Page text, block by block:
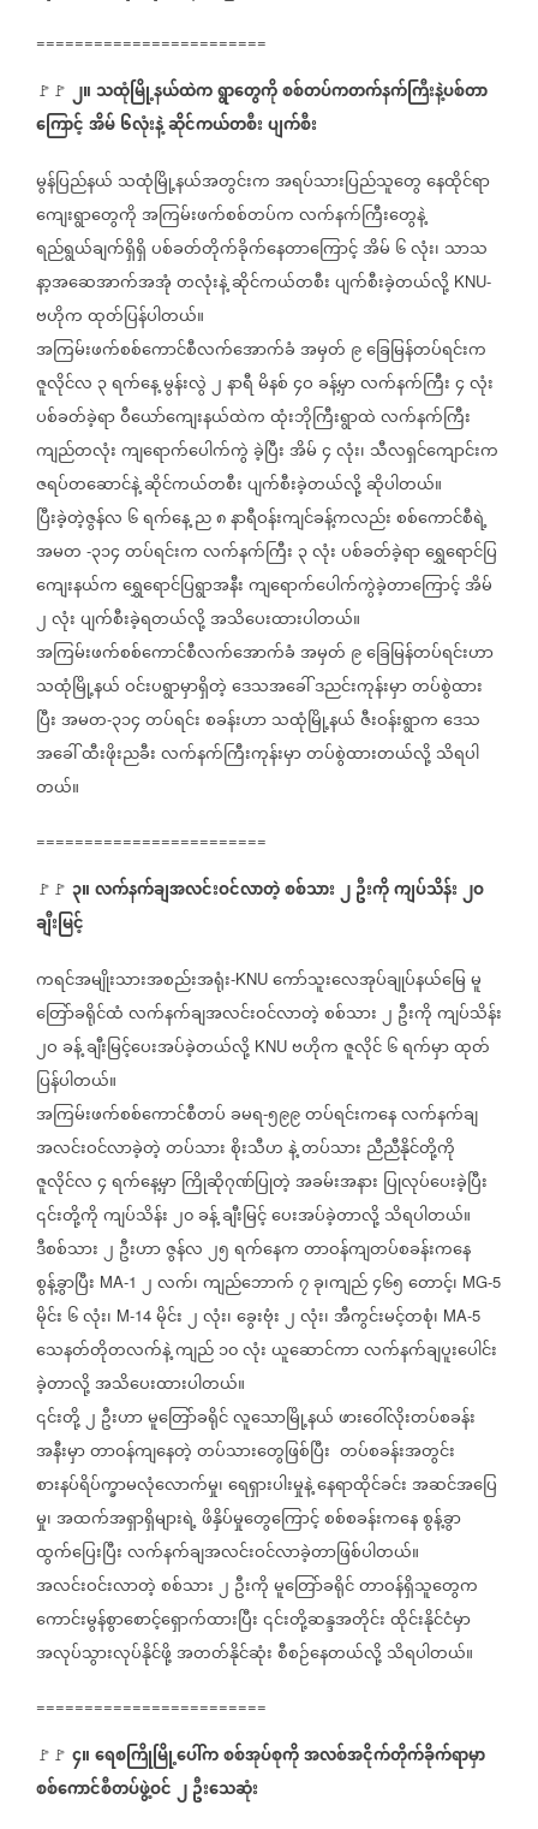
========================
🚩🚩 ၂။သထုံမြို့နယ်ထဲကရွာတွေကိုစစ်တပ်ကတက်နက်ကြီးနဲ့ပစ်တာ
ကြောင့်အိမ်၆လုံးနဲ့ဆိုင်ကယ်တစီးပျက်စီး
မွန်ပြည်နယ် သထုံမြို့နယ်အတွင်းကအရပ်သားပြည်သူတွေနေထိုင်ရာ
ကျေးရွာတွေကိုအကြမ်းဖက်စစ်တပ်ကလက်နက်ကြီးတွေနဲ့
ရည်ရွယ်ချက်ရှိရှိပစ်ခတ်တိုက်ခိုက်နေတာကြောင့်အိမ် ၆လုံး၊ သာသ
နာ့အဆေအာက်အအုံတလုံးနဲ့ဆိုင်ကယ်တစီးပျက်စီးခဲ့တယ်လို့ KNU-
ဗဟိုကထုတ်ပြန်ပါတယ်။
အကြမ်းဖက်စစ်ကောင်စီလက်အောက်ခံအမှတ် ၉ခြေမြန်တပ်ရင်းက
ဇူလိုင်လ ၃ရက်နေ့မွန်းလွဲ၂နာရီမိနစ်၄ဝခန့်မှာလက်နက်ကြီး၄လုံး
ပစ်ခတ်ခဲ့ရာဝီယော်ကျေးနယ်ထဲကထုံးဘိုကြီးရွာထဲလက်နက်ကြီး
ကျည်တလုံးကျရောက်ပေါက်ကွဲခဲ့ပြီးအိမ်၄လုံး၊ သီလရှင်ကျောင်းက
ဇရပ်တဆောင်နဲ့ဆိုင်ကယ်တစီးပျက်စီးခဲ့တယ်လို့ဆိုပါတယ်။
ပြီးခဲ့တဲ့ဇွန်လ ၆ရက်နေ့ည၈နာရီဝန်းကျင်ခန့်ကလည်းစစ်ကောင်စီရဲ့
အမတ -၃၁၄တပ်ရင်းကလက်နက်ကြီး ၃လုံးပစ်ခတ်ခဲ့ရာရွှေရောင်ပြ
ကျေးနယ်ကရွှေရောင်ပြရွာအနီးကျရောက်ပေါက်ကွဲခဲ့တာကြောင့်အိမ်
၂လုံးပျက်စီးခဲ့ရတယ်လို့အသိပေးထားပါတယ်။
အကြမ်းဖက်စစ်ကောင်စီလက်အောက်ခံအမှတ် ၉ခြေမြန်တပ်ရင်းဟာ
သထုံမြို့နယ်ဝင်းပရွာမှာရှိတဲ့ဒေသအခေါ်ဒညင်းကုန်းမှာတပ်စွဲထား
ပြီးအမတ-၃၁၄တပ်ရင်းစခန်းဟာသထုံမြို့နယ်ဇီးဝန်းရွာကဒေသ
အခေါ်ထီးဖိုးညခီးလက်နက်ကြီးကုန်းမှာတပ်စွဲထားတယ်လို့သိရပါ
တယ်။
========================
🚩🚩 ၃။လက်နက်ချအလင်းဝင်လာတဲ့စစ်သား၂ဦးကိုကျပ်သိန်း၂ဝ
ချီးမြင့်
ကရင်အမျိုးသားအစည်းအရုံး-KNU ကော်သူးလေအုပ်ချုပ်နယ်မြေမူ
တြော်ခရိုင်ထံလက်နက်ချအလင်းဝင်လာတဲ့စစ်သား၂ ဦးကိုကျပ်သိန်း
၂ဝခန့်ချီးမြင့်ပေးအပ်ခဲ့တယ်လို့ KNU ဗဟိုကဇူလိုင်၆ရက်မှာထုတ်
ပြန်ပါတယ်။
အကြမ်းဖက်စစ်ကောင်စီတပ်ခမရ-၅၉၉တပ်ရင်းကနေလက်နက်ချ
အလင်းဝင်လာခဲ့တဲ့တပ်သားစိုးသီဟနဲ့တပ်သား ညီညီနိုင်တို့ကို
ဇူလိုင်လ၄ရက်နေ့မှာကြိုဆိုဂုဏ်ပြုတဲ့အခမ်းအနား ပြုလုပ်ပေးခဲ့ပြီး
၎င်းတို့ကိုကျပ်သိန်း၂၀ခန့်ချီးမြင့်ပေးအပ်ခဲ့တာလို့သိရပါတယ်။
ဒီစစ်သား၂ ဦးဟာဇွန်လ၂၅ရက်နေကတာဝန်ကျတပ်စခန်းကနေ
စွန့်ခွာပြီး MA-1 ၂လက်၊ကျည်ဘောက်၇ခု၊ကျည်၄၆၅တောင့်၊ MG-5
မိုင်း ၆လုံး၊ M-14 မိုင်း၂လုံး၊ခွေးဗုံး၂လုံး၊အီကွင်းမင့်တစုံ၊ MA-5
သေနတ်တိုတလက်နဲ့ကျည်၁၀လုံးယူဆောင်ကာလက်နက်ချပူးပေါင်း
ခဲ့တာလို့အသိပေးထားပါတယ်။
၎င်းတို့၂ ဦးဟာမူတြော်ခရိုင်လူသောမြို့နယ်ဖားဝေါ်လိုးတပ်စခန်း
အနီးမှာတာဝန်ကျနေတဲ့တပ်သားတွေဖြစ်ပြီး တပ်စခန်းအတွင်း
စားနပ်ရိပ်က္ခာမလုံလောက်မှု၊ရေရှားပါးမှုနဲ့နေရာထိုင်ခင်းအဆင်အပြေ
မှု၊အထက်အရှာရှိများရဲ့ဖိနှိပ်မှုတွေ‌ကြောင့်စစ်စခန်းကနေစွန့်ခွာ
ထွက်ပြေးပြီးလက်နက်ချအလင်းဝင်လာခဲ့တာဖြစ်ပါတယ်။
အလင်းဝင်းလာတဲ့စစ်သား၂ ဦးကိုမူတြော်ခရိုင်တာဝန်ရှိသူတွေက
ကောင်းမွန်စွာစောင့်ရှောက်ထားပြီး၎င်းတို့ဆန္ဒအတိုင်းထိုင်းနိုင်ငံမှာ
အလုပ်သွားလုပ်နိုင်ဖို့အတတ်နိုင်ဆုံးစီစဉ်နေတယ်လို့သိရပါတယ်။
========================
🚩🚩 ၄။ရေစကြိုမြို့ပေါ်ကစစ်အုပ်စုကိုအလစ်အငိုက်တိုက်ခိုက်ရာမှာ
စစ်ကောင်စီတပ်ဖွဲ့ဝင်၂ဦးသေဆုံး